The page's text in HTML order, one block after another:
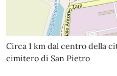
Circa 1 km dal centro della
cimitero di San Pietro